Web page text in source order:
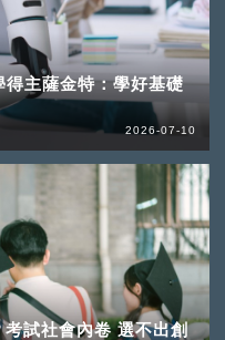
主薩金特：學好基礎
2026-07-10
試社會內卷 選不出創